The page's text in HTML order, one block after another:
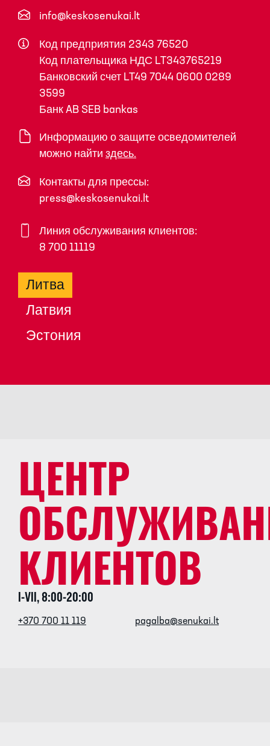
Литва
Латвия
Эстония
info@keskosenukai.lt
Код предприятия 2343 76520
Код плательщика НДС LT343765219
Банковский счет LT49 7044 0600 0289
3599
Банк AB SEB bankas
Информацию о защите осведомителей
можно найти здесь.
Контакты для прессы:
press@keskosenukai.lt
Линия обслуживания клиентов:
8 700 11119
ЦЕНТР
КЛИЕНТОВ
I-VII, 8:00-20:00
+370 700 11 119 pagalba@senukai.lt